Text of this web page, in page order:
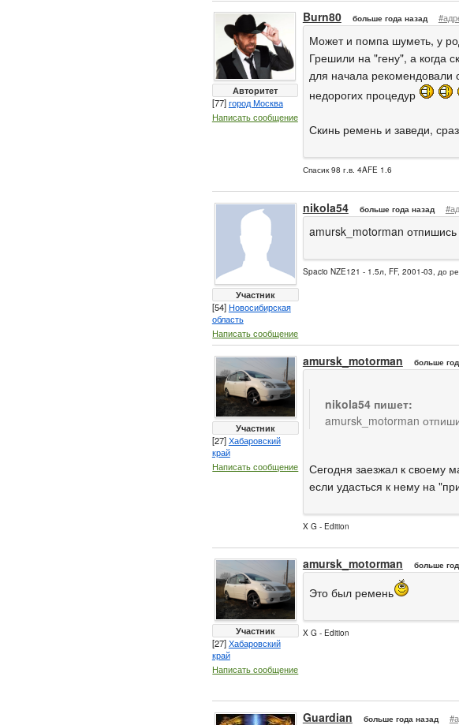
Авторитет
[77]город Москва
Написать сообщение
Burn80 больше года назад
Может и помпа шуметь, у
Грешили на "гену", а когда
для начала рекомендовали
недорогих процедур
Скинь ремень и заведи,
Спасик 98 г.в. 4AFE 1.6
Участник
[54]Новосибирская
область
Написать сообщение
nikola54 больше года назад
amursk_motorman отпишись
Spacio NZE121 - 1.5л, FF, 2001-03, до
Участник
[27]Хабаровский
край
Написать сообщение
amursk_motorman больше
nikola54 пишет:
amursk_motorman
Сегодня заезжал к своему
если удасться к нему на
X G - Edition
Участник
[27]Хабаровский
край
Написать сообщение
amursk_motorman больше
Это был ремень
X G - Edition
Guardian больше года назад